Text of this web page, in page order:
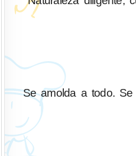
Se amolda a todo.